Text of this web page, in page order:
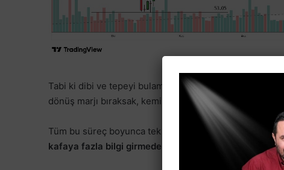
Tabi ki dibi ve tepeyi bulamayız, dolayısıyla bu %60’ın
dönüş marjı bıraksak, kemiksiz %50’si var bu hareketin.
Tüm bu süreç boyunca tek yapmanız gereken
gün içi
kafaya fazla bilgi girmeden, sadece fiyatı takip